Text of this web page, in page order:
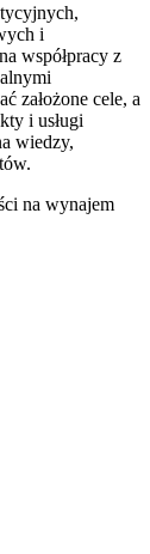
i
współpracy z
założone cele, a
i usługi
wiedzy,
na wynajem